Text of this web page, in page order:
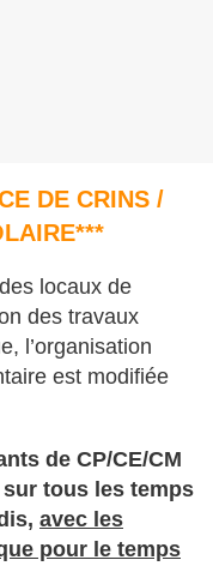
DE CRINS /
locaux de
des travaux
l’organisation
est modifiée
de CP/CE/CM
tous les temps
avec les
pour le temps